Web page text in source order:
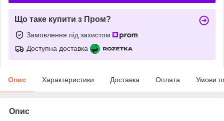
Що таке купити з Пром?
Замовлення під захистом
Доступна доставка
Опис Характеристики Доставка Оплата Умови
Опис